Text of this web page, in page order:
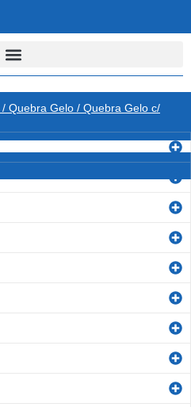
/ Quebra Gelo / Quebra Gelo c/